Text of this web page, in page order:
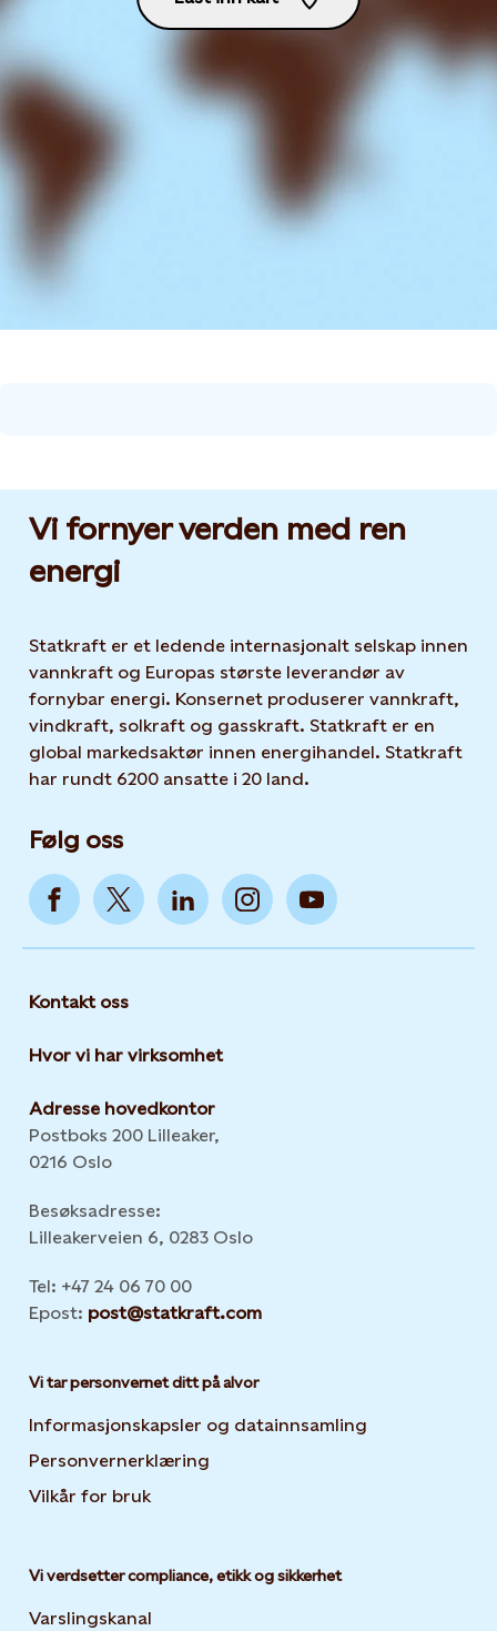
Vi fornyer verden med ren
energi
Statkraft er et ledende internasjonalt selskap innen
vannkraft og Europas største leverandør av
fornybar energi. Konsernet produserer vannkraft,
vindkraft, solkraft og gasskraft. Statkraft er en
global markedsaktør innen energihandel. Statkraft
har rundt 6200 ansatte i 20 land.
Følg oss
Kontakt oss
Hvor vi har virksomhet
Adresse hovedkontor
Postboks 200 Lilleaker,
0216 Oslo
Besøksadresse:
Lilleakerveien 6, 0283 Oslo
Tel: +47 24 06 70 00
Epost: post@statkraft.com
Vi tar personvernet ditt på alvor
Informasjonskapsler og datainnsamling
Personvernerklæring
Vilkår for bruk
Vi verdsetter compliance, etikk og sikkerhet
Varslingskanal